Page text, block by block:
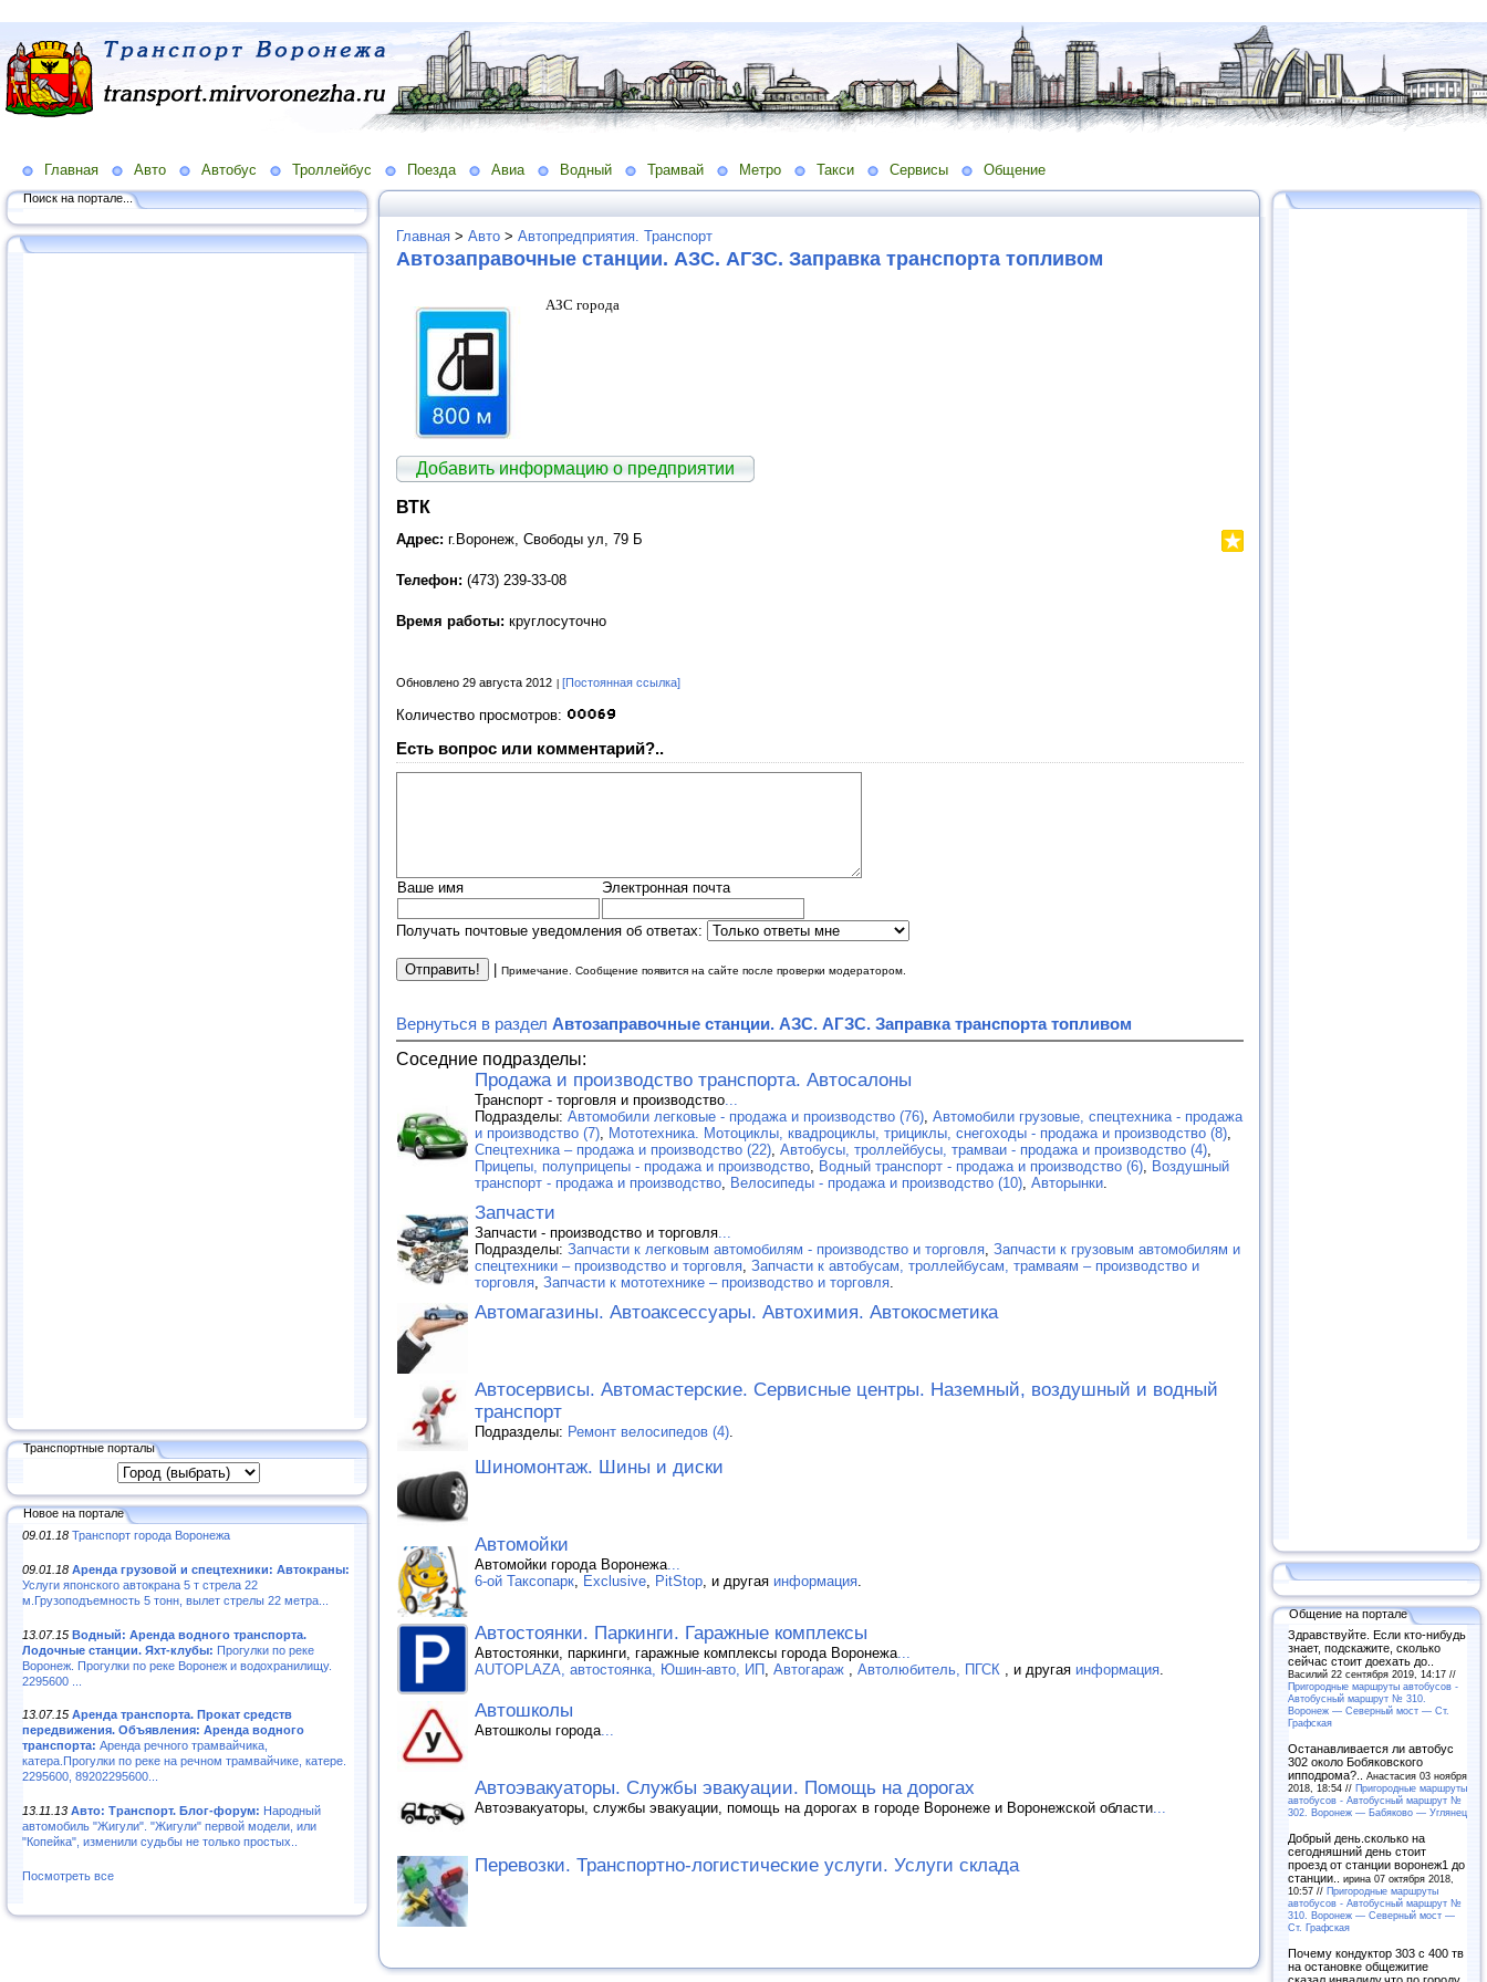
Главная Авто Автобус Троллейбус Поезда Авиа Водный Трамвай Метро Такси Сервисы Общение
Поиск на портале...
Транспортные порталы
Новое на портале
09.01.18 Транспорт города Воронежа
09.01.18 Аренда грузовой и спецтехники: Автокраны:
Услуги японского автокрана 5 т стрела 22
м.Грузоподъемность 5 тонн, вылет стрелы 22 метра...
13.07.15 Водный: Аренда водного транспорта.
Лодочные станции. Яхт-клубы: Прогулки по реке
Воронеж. Прогулки по реке Воронеж и водохранилищу.
2295600 ...
13.07.15 Аренда транспорта. Прокат средств
передвижения. Объявления: Аренда водного
транспорта: Аренда речного трамвайчика,
катера.Прогулки по реке на речном трамвайчике, катере.
2295600, 89202295600...
13.11.13 Авто: Транспорт. Блог-форум: Народный
автомобиль "Жигули". "Жигули" первой модели, или
"Копейка", изменили судьбы не только простых..
Посмотреть все
Главная > Авто > Автопредприятия. Транспорт
Автозаправочные станции. АЗС. АГЗС. Заправка транспорта топливом
АЗС города
Добавить информацию о предприятии
ВТК
Адрес: г.Воронеж, Свободы ул, 79 Б
Телефон: (473) 239-33-08
Время работы: круглосуточно
Обновлено 29 августа 2012 [Постоянная ссылка]
Количество просмотров:
Есть вопрос или комментарий?..
Ваше имя Электронная почта
Получать почтовые уведомления об ответах:
Примечание. Сообщение появится на сайте после проверки модератором.
Вернуться в раздел Автозаправочные станции. АЗС. АГЗС. Заправка транспорта топливом
Соседние подразделы:
Продажа и производство транспорта. Автосалоны
Транспорт - торговля и производство
Подразделы: Автомобили легковые - продажа и производство (76) Автомобили грузовые, спецтехника - продажа
и производство (7)
Мототехника. Мотоциклы, квадроциклы, трициклы, снегоходы - продажа и производство (8)
Спецтехника – продажа и производство (22) Автобусы, троллейбусы, трамваи - продажа и производство (4)
Прицепы, полуприцепы - продажа и производство
Водный транспорт - продажа и производство (6)
Воздушный
транспорт - продажа и производство
Велосипеды - продажа и производство (10) Авторынки
Запчасти
Запчасти - производство и торговля
Подразделы: Запчасти к легковым автомобилям - производство и торговля Запчасти к грузовым автомобилям и
спецтехники – производство и торговля Запчасти к автобусам, троллейбусам, трамваям – производство и
торговля Запчасти к мототехнике – производство и торговля
Автомагазины. Автоаксессуары. Автохимия. Автокосметика
Автосервисы. Автомастерские. Сервисные центры. Наземный, воздушный и водный
транспорт
Подразделы: Ремонт велосипедов (4)
Шиномонтаж. Шины и диски
Автомойки
Автомойки города Воронежа
6-ой Таксопарк
Exclusive PitStop , и другая информация
Автостоянки. Паркинги. Гаражные комплексы
Автостоянки, паркинги, гаражные комплексы города Воронежа
AUTOPLAZA, автостоянка, Юшин-авто, ИП
Автогараж Автолюбитель, ПГСК , и другая информация
Автошколы
Автошколы города
Автоэвакуаторы. Службы эвакуации. Помощь на дорогах
Автоэвакуаторы, службы эвакуации, помощь на дорогах в городе Воронеже и Воронежской области
Перевозки. Транспортно-логистические услуги. Услуги склада
Общение на портале
Здравствуйте. Если кто-нибудь
знает, подскажите, сколько
сейчас стоит доехать до..
Василий 22 сентября 2019, 14:17 //
Пригородные маршруты автобусов -
Автобусный маршрут № 310.
Воронеж — Северный мост — Ст.
Графская
Останавливается ли автобус
302 около Бобяковского
ипподрома?.. Анастасия 03 ноября
2018, 18:54 // Пригородные маршруты
автобусов - Автобусный маршрут №
302. Воронеж — Бабяково — Углянец
Добрый день.сколько на
сегодняшний день стоит
проезд от станции воронеж1 до
станции.. ирина 07 октября 2018,
10:57 // Пригородные маршруты
автобусов - Автобусный маршрут №
310. Воронеж — Северный мост —
Ст. Графская
Почему кондуктор 303 с 400 тв
на остановке общежитие